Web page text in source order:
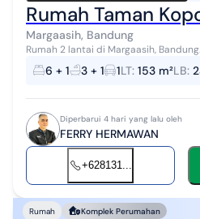
Rumah Taman
Margaasih, Bandung
Rumah 2 lantai di Margaasih, Bandung. For sale rumah di wilayah
yang asri dengan pemandangan
lantai bergaya mode...
6 + 1 3 + 1 1LT: 153 m²LB:
Diperbarui 4 hari yang lalu oleh
FERRY HERMAWAN
+628131...
Rumah Komplek Perumahan